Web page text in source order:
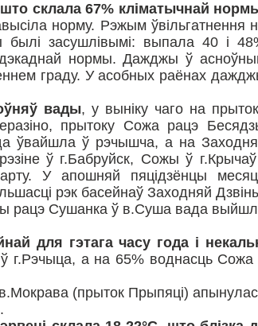
склала 67% кліматычнай
норму. Рэжым ўвільгатнення
засушлівымі: выпала 40 і
нормы. Дажджы ў
граду. У асобных раёнах
вады, у выніку чаго на
прытоку Сожа рацэ
ўвайшла ў рэчышча, а на
ў г.Бабруйск, Сожы ў г.Крычаў
У апошняй пяцідзёнцы
рэк басейнаў Заходняй
рацэ Сушанка ў в.Суша вада
для гэтага часу года і
г.Рэчыца, а на 65% воднасць Сожа
(прыток Прыпяці)